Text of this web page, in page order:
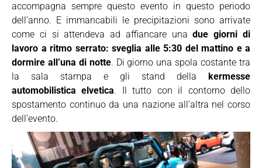
accompagna sempre questo evento in questo periodo
dell’anno. E immancabili le precipitazioni sono arrivate
come ci si attendeva ad affiancare unadue giorni di
lavoro a ritmo serrato: sveglia alle 5:30 del mattino e a
dormire all’una di notte. Di giorno una spola costante tra
la sala stampa e gli stand della kermesse
automobilistica elvetica. Il tutto con il contorno dello
spostamento continuo da una nazione all’altra nel corso
dell’evento.